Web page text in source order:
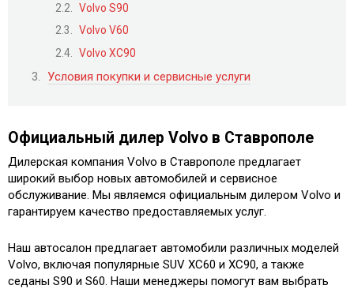
Volvo S90
Volvo V60
Volvo XC90
Условия покупки и сервисные услуги
Официальный дилер Volvo в Ставрополе
Дилерская компания Volvo в Ставрополе предлагает
широкий выбор новых автомобилей и сервисное
обслуживание. Мы являемся официальным дилером Volvo и
гарантируем качество предоставляемых услуг.
Наш автосалон предлагает автомобили различных моделей
Volvo, включая популярные SUV XC60 и XC90, а также
седаны S90 и S60. Наши менеджеры помогут вам выбрать